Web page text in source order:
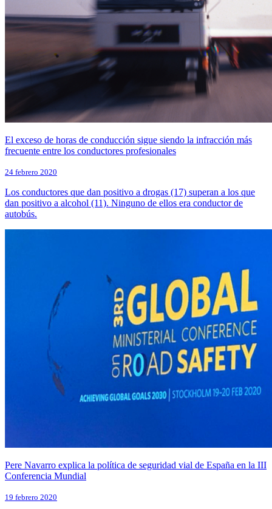
El exceso de horas de conducción sigue siendo la infracción más
frecuente entre los conductores profesionales
24 febrero 2020
Los conductores que dan positivo a drogas (17) superan a los que
dan positivo a alcohol (11). Ninguno de ellos era conductor de
autobús.
Pere Navarro explica la política de seguridad vial de España en la III
Conferencia Mundial
19 febrero 2020